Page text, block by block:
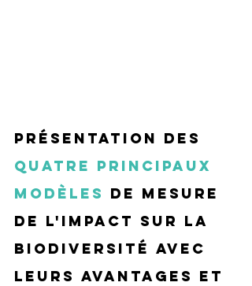
Présentation des
quatre principaux
modèles de mesure
de l'impact sur la
biodiversité avec
leurs avantages et